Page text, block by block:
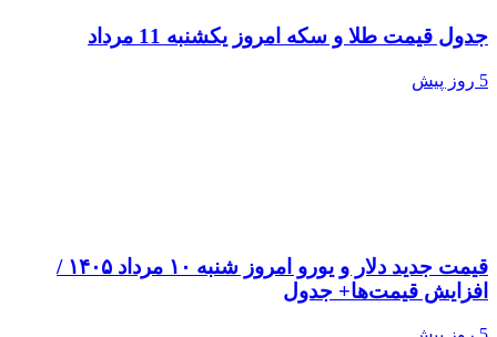
جدول قیمت طلا و سکه امروز یکشنبه 11 مرداد
5 روز پیش
قیمت جدید دلار و یورو امروز شنبه ۱۰ مرداد ۱۴۰۵ /
افزایش قیمت‌ها+ جدول